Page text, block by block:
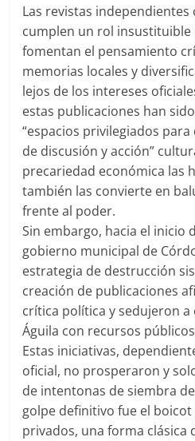
Las revistas independientes
cumplen un rol insustituible
fomentan el pensamiento
memorias locales y
lejos de los intereses
estas publicaciones han
“espacios privilegiados
de discusión y acción”
precariedad económica las
también las convierte en
frente al poder.
Sin embargo, hacia el inicio
gobierno municipal de
estrategia de destrucción
creación de publicaciones
crítica política y sedujeron
Águila con recursos
Estas iniciativas,
oficial, no prosperaron y
de intentonas de siembra
golpe definitivo fue el boicot
privados, una forma clásica